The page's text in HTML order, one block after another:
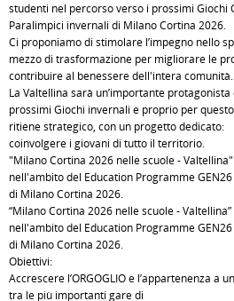
studenti nel percorso verso i prossimi Giochi
Paralimpici invernali di Milano Cortina 2026.
Ci proponiamo di stimolare l’impegno nello
mezzo di trasformazione per migliorare le
contribuire al benessere dell'intera comunità.
La Valtellina sarà un’importante protagonista
prossimi Giochi invernali e proprio per
ritiene strategico, con un progetto dedicato:
coinvolgere i giovani di tutto il territorio.
"Milano Cortina 2026 nelle scuole - Valtellina"
nell'ambito del Education Programme GEN26
di Milano Cortina 2026.
“Milano Cortina 2026 nelle scuole - Valtellina”
nell'ambito del Education Programme GEN26
di Milano Cortina 2026.
Obiettivi:
Accrescere l’ORGOGLIO e l’appartenenza a
tra le più importanti gare di